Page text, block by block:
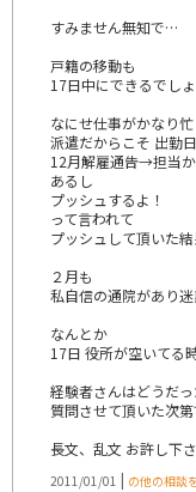
すみません無知で…
戸籍の移動も
17日中にできるでし
なにせ仕事がかなり
派遣だからこそ 出勤
12月解雇通告→担当
あるし
プッシュするよ！
って言われて
プッシュして頂いた
２月も
私自信の通院があり
なんとか
17日 役所が空いてる
経験者さんはどうだ
質問させて頂いた次第
長文、乱文 お許し下さ
2011/01/01 | の他の相談